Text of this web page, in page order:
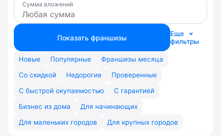
Сумма вложений
Показать франшизы
Еще
фильтры
Новые Популярные
Франшизы месяца
Со скидкой
Недорогие
Проверенные
С быстрой окупаемостью
С гарантией
Бизнес из дома
Для начинающих
Для маленьких городов
Для крупных городов